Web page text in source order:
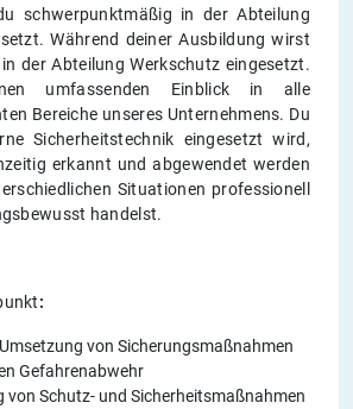
schwerpunktmäßig in der Abteilung
Während deiner Ausbildung wirst
der Abteilung Werkschutz eingesetzt.
umfassenden Einblick in alle
Bereiche unseres Unternehmens. Du
Sicherheitstechnik eingesetzt wird,
erkannt und abgewendet werden
Situationen professionell
handelst.
:
von Sicherungsmaßnahmen
Gefahrenabwehr
von Schutz- und Sicherheitsmaßnahmen